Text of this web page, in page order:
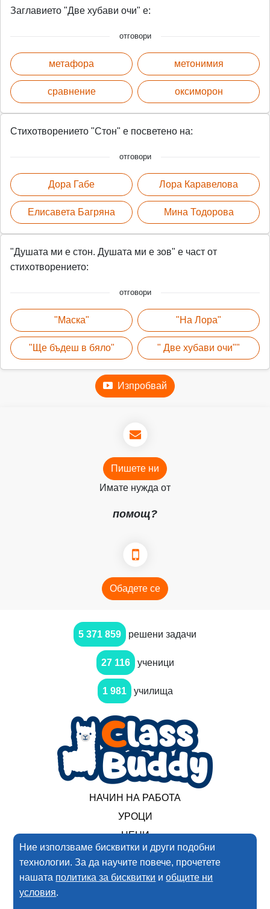
Ние използваме бисквитки и други подобни
технологии. За да научите повече, прочетете
нашата политика за бисквитки иобщите ни
условия.
Заглавието "Две хубави очи" е:
отговори
метафора
сравнение
метонимия
оксиморон
Стихотворението "Стон" е посветено на:
отговори
Дора Габе
Елисавета Багряна
Лора Каравелова
Мина Тодорова
"Душата ми е стон. Душата ми е зов" е част от
стихотворението:
отговори
"Маска"
"Ще бъдеш в бяло"
"На Лора"
" Две хубави очи""
Изпробвай
Пишете ни
Имате нужда от
помощ?
Обадете се
5 371 859 решени задачи
27 116 ученици
1 981 училища
НАЧИН НА РАБОТА
УРОЦИ
ЦЕНИ
2017-2025 Нимеро ООД. Всички права запазени